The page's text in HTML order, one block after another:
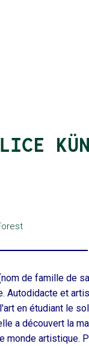
de famille de
Autodidacte et
en étudiant le
a découvert la
monde artistique.